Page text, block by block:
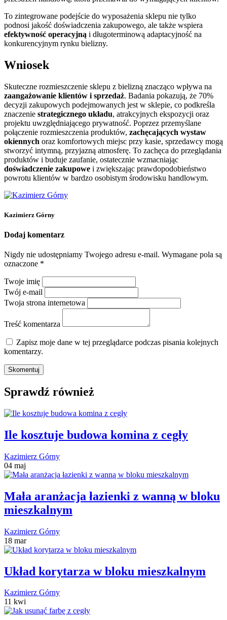
To zintegrowane podejście do wyposażenia sklepu nie tylko
podnosi jakość doświadczenia zakupowego, ale także wspiera
efektywność operacyjną i długoterminową adaptacyjność na
konkurencyjnym rynku bielizny.
Wniosek
Skuteczne rozmieszczenie sklepu z bielizną znacząco wpływa na
zaangażowanie klientów i sprzedaż. Badania pokazują, że 70%
decyzji zakupowych podejmowanych jest w sklepie, co podkreśla
znaczenie strategicznego układu, atrakcyjnych ekspozycji oraz
projektu uwzględniającego prywatność. Poprzez przemyślane
połączenie rozmieszczenia produktów, zachęcających wystaw
okiennych oraz komfortowych miejsc przy kasie, sprzedawcy mogą
stworzyć intymną, przyjazną atmosferę. To zachęca do przeglądania
produktów i buduje zaufanie, ostatecznie wzmacniając
doświadczenie zakupowe i zwiększając prawdopodobieństwo
powrotu klientów w bardzo osobistym środowisku handlowym.
Kazimierz Górny
Dodaj komentarz
Nigdy nie udostępniamy Twojego adresu e-mail. Wymagane pola są
oznaczone *
Twoje imię
Twój e-mail
Twoja strona internetowa
Treść komentarza
Zapisz moje dane w tej przeglądarce podczas pisania kolejnych
komentarzy.
Sprawdź również
Ile kosztuje budowa komina z cegły
Kazimierz Górny
04 maj
Mała aranżacja łazienki z wanną w bloku
mieszkalnym
Kazimierz Górny
18 mar
Układ korytarza w bloku mieszkalnym
Kazimierz Górny
11 kwi